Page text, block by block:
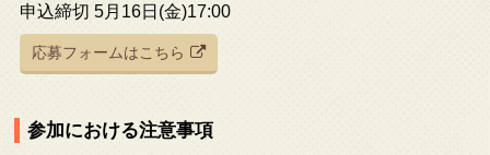
申込締切 5月16日(金)17:00
応募フォームはこちら
参加における注意事項